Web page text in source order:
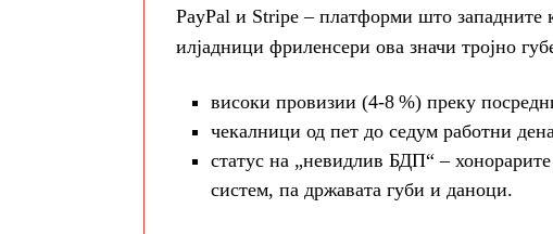
PayPal и Stripe – платформи што западните
илјадници фриленсери ова значи тројно
високи провизии (4‑8 %) преку
чекалници од пет до седум работни
статус на „невидлив БДП“ –
систем, па државата губи и даноци.